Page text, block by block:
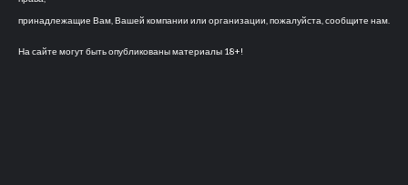
принадлежащие Вам, Вашей компании или организации, пожалуйста, сообщите нам.
На сайте могут быть опубликованы материалы 18+!